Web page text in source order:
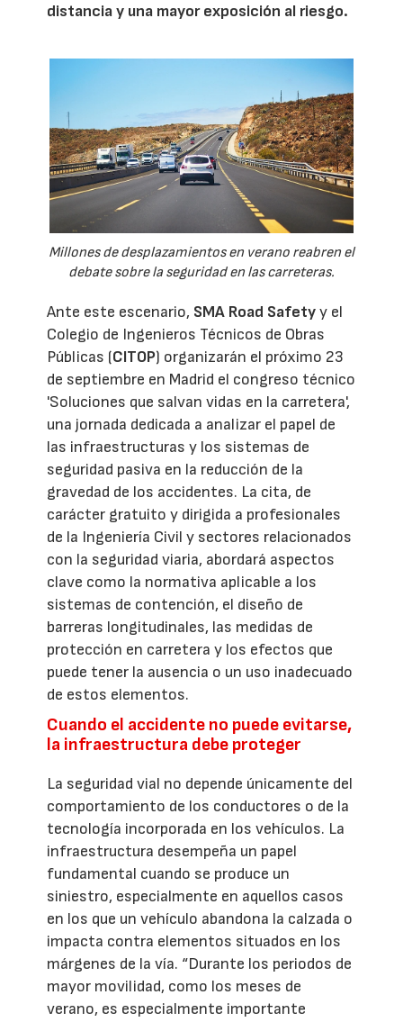
distancia y una mayor exposición al riesgo.
Millones de desplazamientos en verano reabren el
debate sobre la seguridad en las carreteras.
Ante este escenario, SMA Road Safetyy el
Colegio de Ingenieros Técnicos de Obras
Públicas (CITOP) organizarán el próximo 23
de septiembre en Madrid el congreso técnico
'Soluciones que salvan vidas en la carretera',
una jornada dedicada a analizar el papel de
las infraestructuras y los sistemas de
seguridad pasiva en la reducción de la
gravedad de los accidentes. La cita, de
carácter gratuito y dirigida a profesionales
de la Ingeniería Civil y sectores relacionados
con la seguridad viaria, abordará aspectos
clave como la normativa aplicable a los
sistemas de contención, el diseño de
barreras longitudinales, las medidas de
protección en carretera y los efectos que
puede tener la ausencia o un uso inadecuado
de estos elementos.
Cuando el accidente no puede evitarse,
la infraestructura debe proteger
La seguridad vial no depende únicamente del
comportamiento de los conductores o de la
tecnología incorporada en los vehículos. La
infraestructura desempeña un papel
fundamental cuando se produce un
siniestro, especialmente en aquellos casos
en los que un vehículo abandona la calzada o
impacta contra elementos situados en los
márgenes de la vía. “Durante los periodos de
mayor movilidad, como los meses de
verano, es especialmente importante